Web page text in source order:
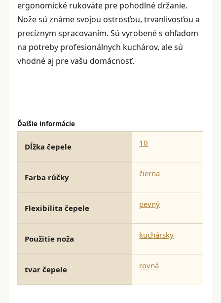
ergonomické rukoväte pre pohodlné držanie.
Nože sú známe svojou ostrosťou, trvanlivosťou a
precíznym spracovaním. Sú vyrobené s ohľadom
na potreby profesionálnych kuchárov, ale sú
vhodné aj pre vašu domácnosť.
Ďalšie informácie
Dĺžka čepele 10
Farba rúčky čierna
Flexibilita čepele pevný
Použitie noža kuchársky
tvar čepele rovná